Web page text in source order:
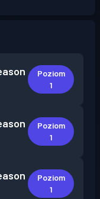
Poziom
1
Poziom
1
Poziom
1